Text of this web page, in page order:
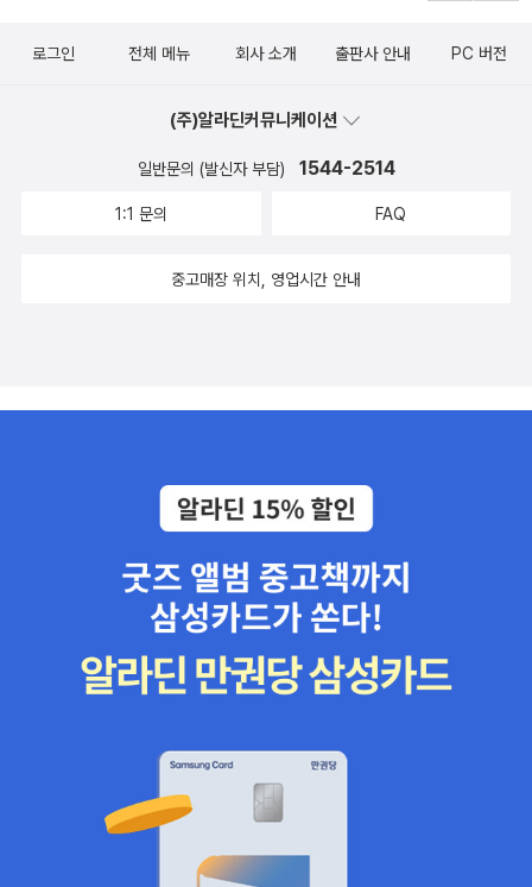
로그인 전체 메뉴 회사 소개 출판사 안내 PC 버전
(주)알라딘커뮤니케이션
일반문의 (발신자 부담) 1544-2514
1:1 문의 FAQ
중고매장 위치, 영업시간 안내